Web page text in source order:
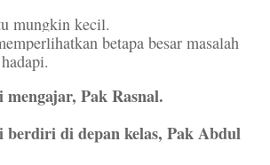
mungkin kecil.
betapa besar masalah
mengajar, Pak Rasnal.
berdiri di depan kelas, Pak Abdul